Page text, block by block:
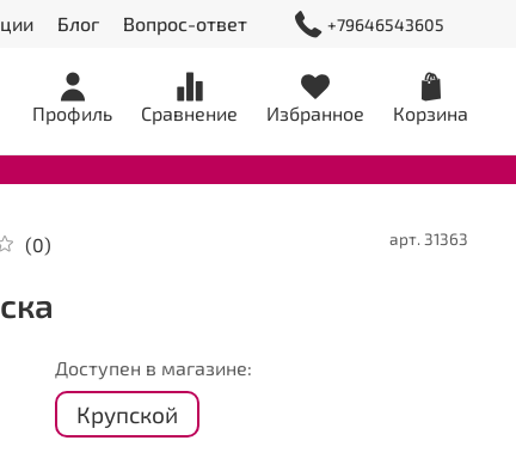
Блог Вопрос-ответ +79646543605
Профиль Сравнение Избранное Корзина
(0) арт. 31363
Доступен в магазине:
Крупской